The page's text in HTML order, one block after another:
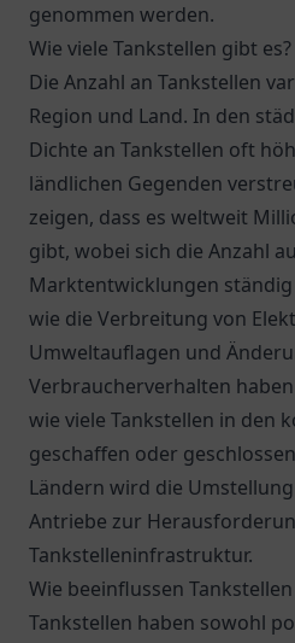
genommen werden.
Wie viele Tankstellen gibt es?
Die Anzahl an Tankstellen
Region und Land. In den
Dichte an Tankstellen oft
ländlichen Gegenden
zeigen, dass es weltweit
gibt, wobei sich die Anzahl
Marktentwicklungen
wie die Verbreitung von
Umweltauflagen und
Verbraucherverhalten
wie viele Tankstellen in den
geschaffen oder
Ländern wird die
Antriebe zur
Tankstelleninfrastruktur.
Wie beeinflussen
Tankstellen haben sowohl